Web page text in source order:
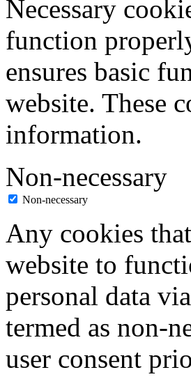
Necessary
function
ensures basic
website. These
information.
Non-necessary
Non-necessary
Any cookies
website to
personal data
termed as non-
user consent